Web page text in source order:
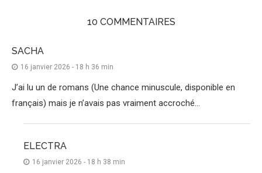
10 COMMENTAIRES
SACHA
16 janvier 2026 - 18 h 36 min
J’ai lu un de romans (Une chance minuscule, disponible en
français) mais je n’avais pas vraiment accroché…
ELECTRA
16 janvier 2026 - 18 h 38 min